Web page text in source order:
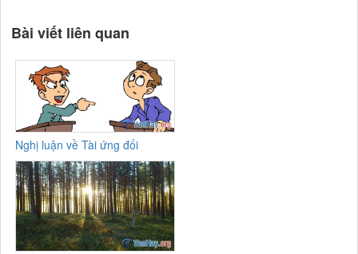
Bài viết liên quan
Nghị luận về Tài ứng đối